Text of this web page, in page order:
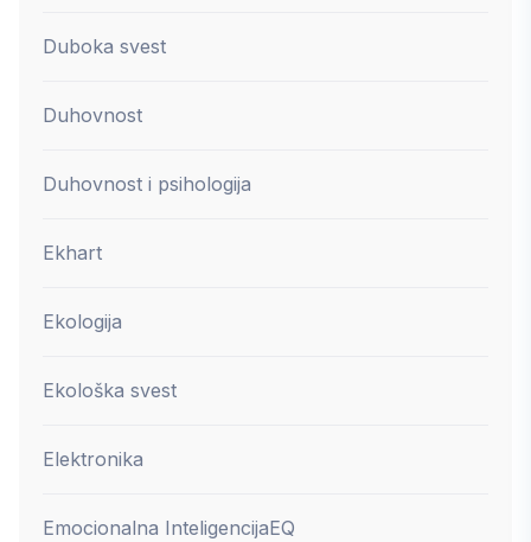
Duboka svest
Duhovnost
Duhovnost i psihologija
Ekhart
Ekologija
Ekološka svest
Elektronika
Emocionalna InteligencijaEQ